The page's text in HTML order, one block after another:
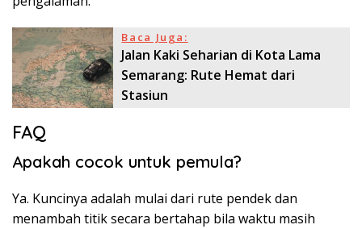
Baca Juga:
Jalan Kaki Seharian di Kota Lama
Semarang: Rute Hemat dari
Stasiun
FAQ
Apakah cocok untuk pemula?
Ya. Kuncinya adalah mulai dari rute pendek dan
menambah titik secara bertahap bila waktu masih